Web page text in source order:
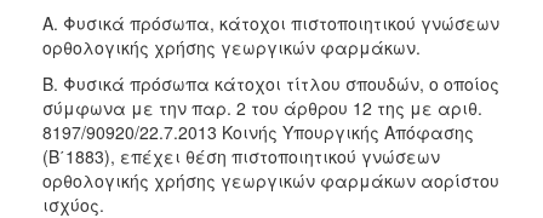
Α. Φυσικά πρόσωπα, κάτοχοι πιστοποιητικού γνώσεων
ορθολογικής χρήσης γεωργικών φαρμάκων.
Β. Φυσικά πρόσωπα κάτοχοι τίτλου σπουδών, ο οποίος
σύμφωνα με την παρ. 2 του άρθρου 12 της με αριθ.
8197/90920/22.7.2013 Κοινής Υπουργικής Απόφασης
(Β΄1883), επέχει θέση πιστοποιητικού γνώσεων
ορθολογικής χρήσης γεωργικών φαρμάκων αορίστου
ισχύος.